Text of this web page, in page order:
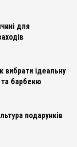
для
вибрати ідеальну
барбекю
подарунків